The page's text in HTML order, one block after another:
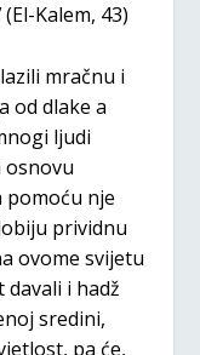
(El-Kalem, 43)
mračnu i
od dlake a
ljudi
osnovu
pomoću nje
prividnu
ovome svijetu
i hadž
sredini,
pa će,